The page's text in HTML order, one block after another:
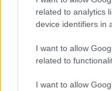
related to analytics
device identifiers in
I want to allow
related to
I want to allow
Ricevi
da